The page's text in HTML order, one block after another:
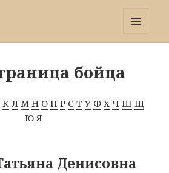
бойца
К Л М Н О П Р С Т У Ф Х Ч Ш Щ
Ю Я
Денисовна